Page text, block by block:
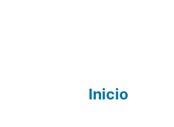
Inicio